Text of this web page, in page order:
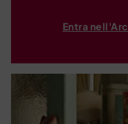
Entra